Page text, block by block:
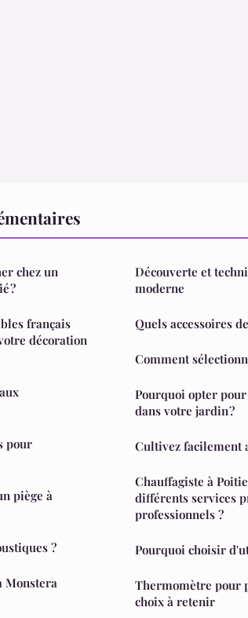
chez un
?
français
décoration
pour
piège à
?
Monstera
Découverte et
moderne
Quels accessoires
Comment
Pourquoi opter
dans votre jardin ?
Cultivez facilement
Chauffagiste à
différents services
professionnels ?
Pourquoi choisir
Thermomètre pour
choix à retenir